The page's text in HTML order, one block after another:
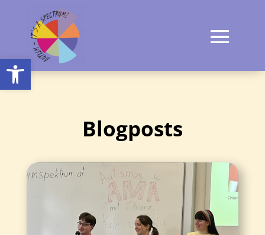
Open toolbar
Blogposts